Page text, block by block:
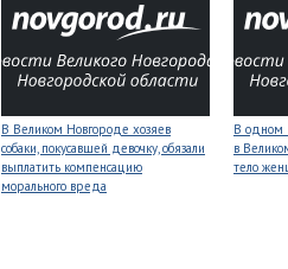
В Великом Новгороде хозяев
собаки, покусавшей девочку, обязали
выплатить компенсацию
морального вреда
В одном
в
тело